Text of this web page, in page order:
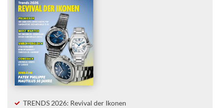
TRENDS 2026: Revival der Ikonen